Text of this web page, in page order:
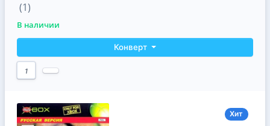
(1)
В наличии
Конверт
1
Хит